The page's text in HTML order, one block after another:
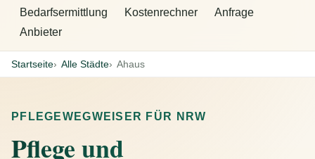
Bedarfsermittlung
Kostenrechner
Anfrage
Anbieter
Startseite Alle Städte Ahaus
PFLEGEWEGWEISER FÜR NRW
Pflege und